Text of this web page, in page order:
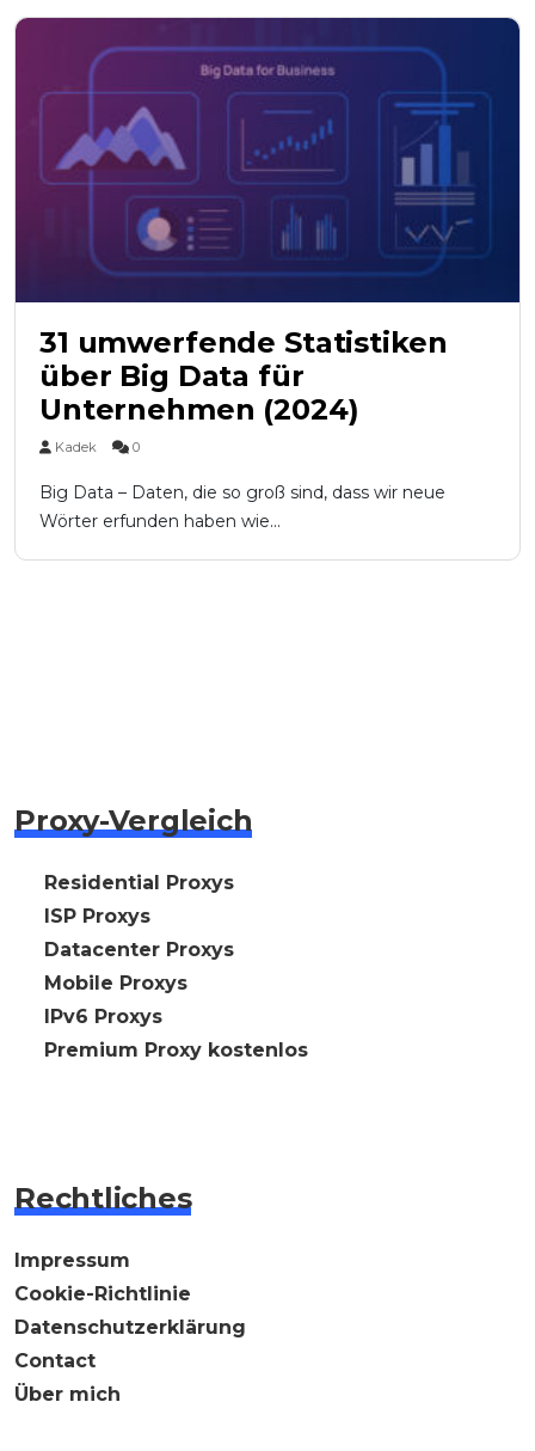
31 umwerfende Statistiken
über Big Data für
Unternehmen (2024)
Kadek 0
Big Data – Daten, die so groß sind, dass wir neue
Wörter erfunden haben wie...
Proxy-Vergleich
🇩🇪 Residential Proxys
🇩🇪 ISP Proxys
🇩🇪 Datacenter Proxys
🇩🇪 Mobile Proxys
🇩🇪 IPv6 Proxys
⭐ Premium Proxy kostenlos
Rechtliches
Impressum
Cookie-Richtlinie
Datenschutzerklärung
Contact
Über mich